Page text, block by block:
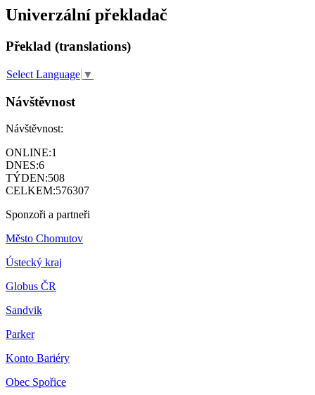
Univerzální překladač
Překlad (translations)
Select Language ▼
Návštěvnost
Návštěvnost:
ONLINE:1
DNES:6
TÝDEN:508
CELKEM:576307
Sponzoři a partneři
Město Chomutov
Ústecký kraj
Globus ČR
Sandvik
Parker
Konto Bariéry
Obec Spořice